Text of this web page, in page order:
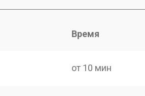
Время
от 10 мин